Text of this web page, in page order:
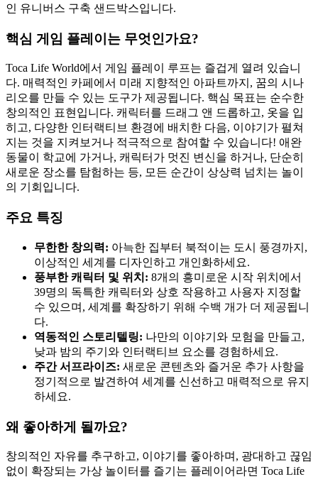
인 유니버스 구축 샌드박스입니다.
핵심 게임 플레이는 무엇인가요?
Toca Life World에서 게임 플레이 루프는 즐겁게 열려 있습니
다. 매력적인 카페에서 미래 지향적인 아파트까지, 꿈의 시나
리오를 만들 수 있는 도구가 제공됩니다. 핵심 목표는 순수한
창의적인 표현입니다. 캐릭터를 드래그 앤 드롭하고, 옷을 입
히고, 다양한 인터랙티브 환경에 배치한 다음, 이야기가 펼쳐
지는 것을 지켜보거나 적극적으로 참여할 수 있습니다! 애완
동물이 학교에 가거나, 캐릭터가 멋진 변신을 하거나, 단순히
새로운 장소를 탐험하는 등, 모든 순간이 상상력 넘치는 놀이
의 기회입니다.
주요 특징
무한한 창의력: 아늑한 집부터 북적이는 도시 풍경까지,
이상적인 세계를 디자인하고 개인화하세요.
풍부한 캐릭터 및 위치: 8개의 흥미로운 시작 위치에서
39명의 독특한 캐릭터와 상호 작용하고 사용자 지정할
수 있으며, 세계를 확장하기 위해 수백 개가 더 제공됩니
다.
역동적인 스토리텔링: 나만의 이야기와 모험을 만들고,
낮과 밤의 주기와 인터랙티브 요소를 경험하세요.
주간 서프라이즈: 새로운 콘텐츠와 즐거운 추가 사항을
정기적으로 발견하여 세계를 신선하고 매력적으로 유지
하세요.
왜 좋아하게 될까요?
창의적인 자유를 추구하고, 이야기를 좋아하며, 광대하고 끊임
없이 확장되는 가상 놀이터를 즐기는 플레이어라면 Toca Life